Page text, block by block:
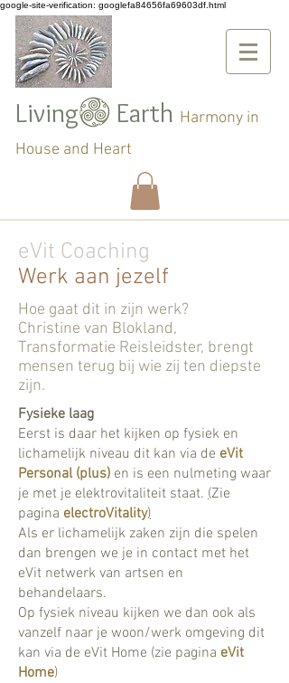
google-site-verification: googlefa84656fa69603df.html
Living Earth Harmony in
House and Heart
eVit Coaching
Werk aan jezelf
Hoe gaat dit in zijn werk?
Christine van Blokland,
Transformatie Reisleidster, brengt
mensen terug bij wie zij ten diepste
zijn.
Fysieke laag
Eerst is daar het kijken op fysiek en
lichamelijk niveau dit kan via de eVit
Personal (plus) en is een nulmeting waar
je met je elektrovitaliteit staat. (Zie
pagina electroVitality)
Als er lichamelijk zaken zijn die spelen
dan brengen we je in contact met het
eVit netwerk van artsen en
behandelaars.
Op fysiek niveau kijken we dan ook als
vanzelf naar je woon/werk omgeving dit
kan via de eVit Home (zie pagina eVit
Home)